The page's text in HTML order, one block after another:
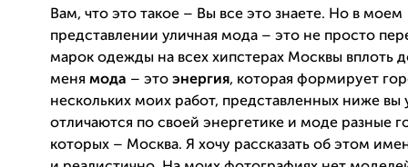
Вам, что это такое – Вы все это знаете. Но в моем
представлении уличная мода – это не просто
марок одежды на всех хипстерах Москвы вплоть
меня мода – это энергия, которая формирует
нескольких моих работ, представленных ниже вы
отличаются по своей энергетике и моде разные
которых – Москва. Я хочу рассказать об этом